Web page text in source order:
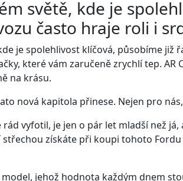
světě, kde je
často hraje roli i
je spolehlivost klíčová, působíme
které vám zaručeně zrychlí tep.
na krásu.
nová kapitola přinese. Nejen pro
rád vyfotil, je jen o pár let mladší než
získáte při koupi tohoto
model, jehož hodnota každým dnem